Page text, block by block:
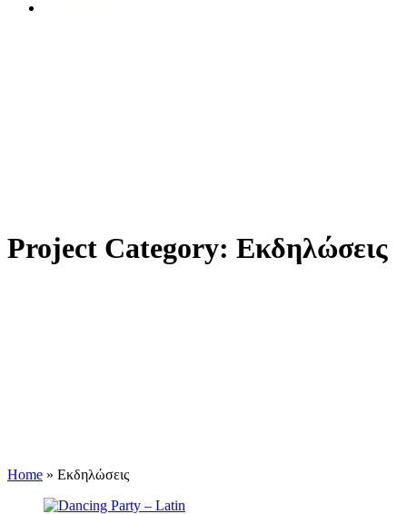
Project Category: Εκδηλώσεις
Home » Εκδηλώσεις